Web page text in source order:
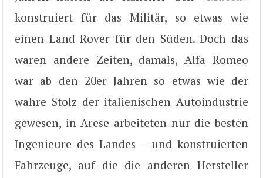
konstruiert für das Militär, so etwas wie
einen Land Rover für den Süden. Doch das
waren andere Zeiten, damals, Alfa Romeo
war ab den 20er Jahren so etwas wie der
wahre Stolz der italienischen Autoindustrie
gewesen, in Arese arbeiteten nur die besten
Ingenieure des Landes – und konstruierten
Fahrzeuge, auf die die anderen Hersteller